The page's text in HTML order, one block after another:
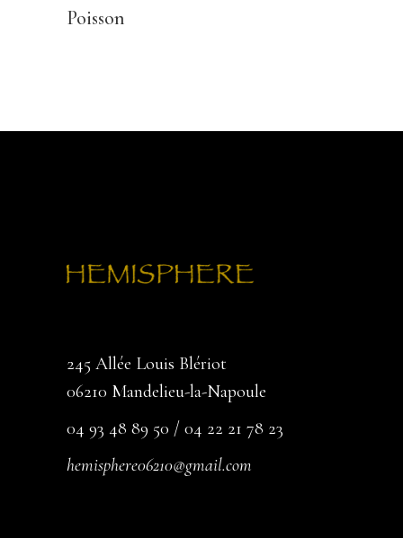
Poisson
245 Allée Louis Blériot
06210 Mandelieu-la-Napoule
04 93 48 89 50 / 04 22 21 78 23
hemisphere06210@gmail.com